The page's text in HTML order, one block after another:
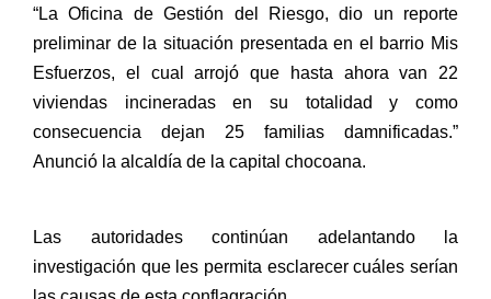
“La Oficina de Gestión del Riesgo, dio un reporte
preliminar de la situación presentada en el barrio Mis
Esfuerzos, el cual arrojó que hasta ahora van 22
viviendas incineradas en su totalidad y como
consecuencia dejan 25 familias damnificadas.”
Anunció la alcaldía de la capital chocoana.
Las autoridades continúan adelantando la
investigación que les permita esclarecer cuáles serían